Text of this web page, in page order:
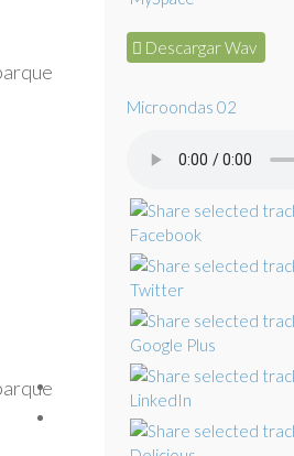
Descargar Wav
Microondas 02